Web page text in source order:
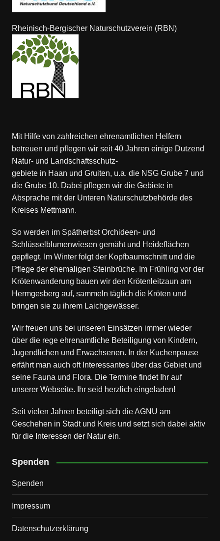
Rheinisch-Bergischer Naturschutzverein (RBN)
Mit Hilfe von zahlreichen ehrenamtlichen Helfern
betreuen und pflegen wir seit 40 Jahren einige Dutzend
Natur- und Landschaftsschutz-
gebiete in Haan und Gruiten, u.a. die NSG Grube 7 und
die Grube 10. Dabei pflegen wir die Gebiete in
Absprache mit der Unteren Naturschutzbehörde des
Kreises Mettmann.
So werden im Spätherbst Orchideen- und
Schlüsselblumenwiesen gemäht und Heideflächen
gepflegt. Im Winter folgt der Kopfbaumschnitt und die
Pflege der ehemaligen Steinbrüche. Im Frühling vor der
Krötenwanderung bauen wir den Krötenleitzaun am
Hermgesberg auf, sammeln täglich die Kröten und
bringen sie zu ihrem Laichgewässer.
Wir freuen uns bei unseren Einsätzen immer wieder
über die rege ehrenamtliche Beteiligung von Kindern,
Jugendlichen und Erwachsenen. In der Kuchenpause
erfährt man auch oft Interessantes über das Gebiet und
seine Fauna und Flora. Die Termine findet Ihr auf
unserer Webseite. Ihr seid herzlich eingeladen!
Seit vielen Jahren beteiligt sich die AGNU am
Geschehen in Stadt und Kreis und setzt sich dabei aktiv
für die Interessen der Natur ein.
Spenden
Spenden
Impressum
Datenschutz­erklärung